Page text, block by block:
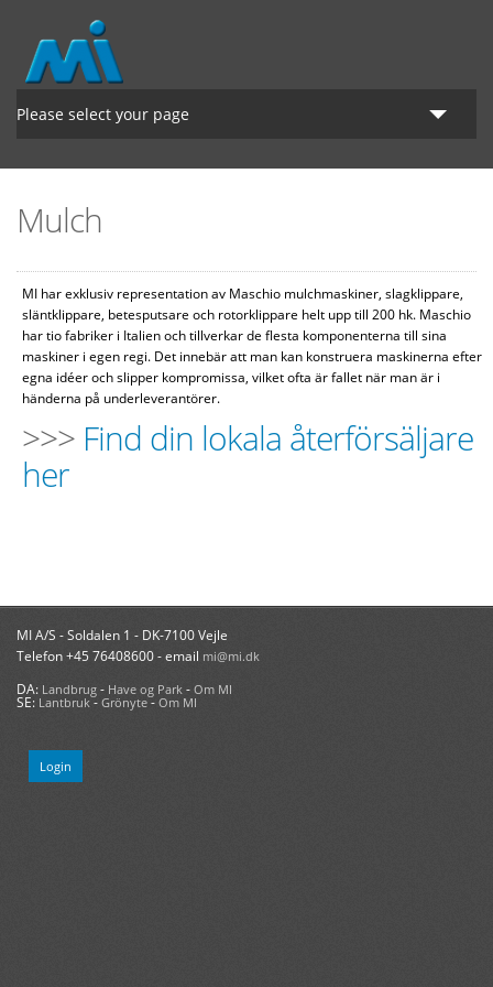
Please select your page
Startsidan
Lantbruk
Grönyte
Om MI
Mulch
MI har exklusiv representation av Maschio mulchmaskiner, slagklippare,
släntklippare, betesputsare och rotorklippare helt upp till 200 hk. Maschio
har tio fabriker i Italien och tillverkar de flesta komponenterna till sina
maskiner i egen regi. Det innebär att man kan konstruera maskinerna efter
egna idéer och slipper kompromissa, vilket ofta är fallet när man är i
händerna på underleverantörer.
>>> Find din lokala återförsäljare
her
MI A/S - Soldalen 1 - DK-7100 Vejle
Telefon +45 76408600 - email mi@mi.dk
DA: Landbrug - Have og Park - Om MI
SE: Lantbruk- Grönyte- Om MI
Login